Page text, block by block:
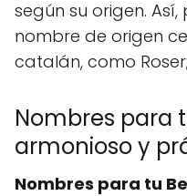
según su origen.
nombre de origen
catalán, como
Nombres para
armonioso y
Nombres para tu